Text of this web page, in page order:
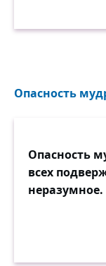
Опасность
Опасность
всех
неразумное.